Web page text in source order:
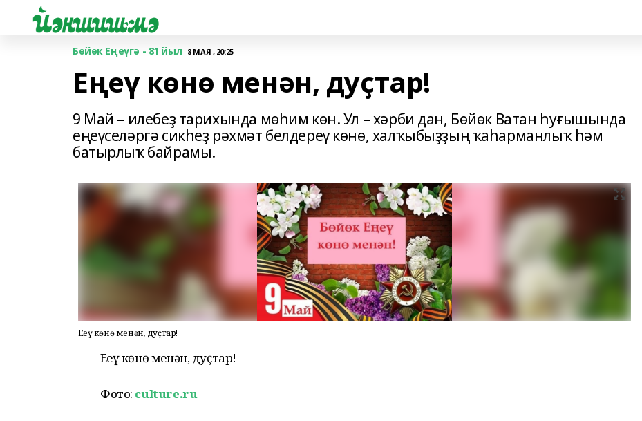
Бөйөк Еңеүгә - 81 йыл 8 МАЯ , 20:25
Еңеү көнө менән, дуҫтар!
9 Май – илебеҙ тарихында мөһим көн. Ул – хәрби дан, Бөйөк Ватан һуғышында
еңеүселәргә сикһеҙ рәхмәт белдереү көнө, халҡыбыҙҙың ҡаһарманлыҡ һәм
батырлыҡ байрамы.
Еңеү көнө менән, дуҫтар!
Еңеү көнө менән, дуҫтар!
Фото: culture.ru